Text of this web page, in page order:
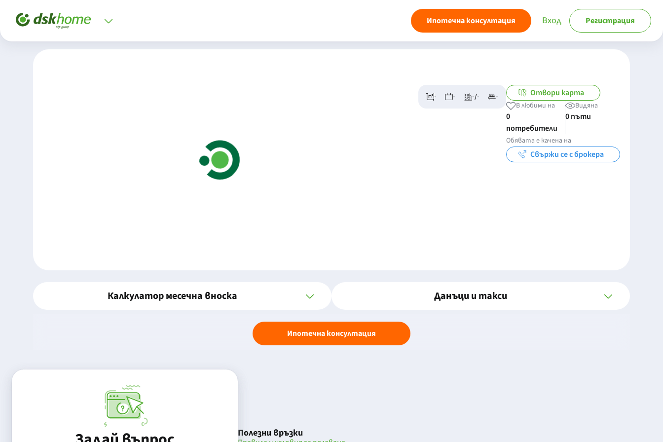
Ипотечна консултация Вход Регистрация
- - -/- - Отвори карта
В любими на
0
потребители
Видяна
0 пъти
Обявата е качена на
Свържи се с брокера
Калкулатор месечна вноска Данъци и такси
Ипотечна консултация
Полезни връзки